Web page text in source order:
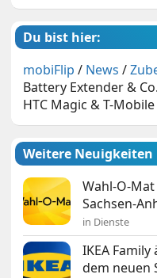
Du bist hier:
mobiFlip / News /
Battery Extender &
HTC Magic & T-
Weitere Neuigkeiten
Wahl-O-
Sachsen-
in Dienste
IKEA
dem neuen